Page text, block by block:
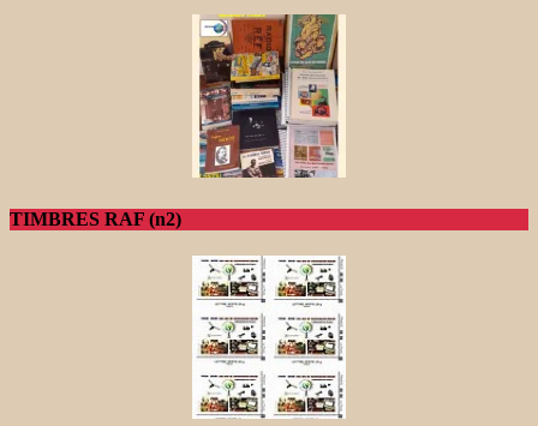
TIMBRES RAF (n2)